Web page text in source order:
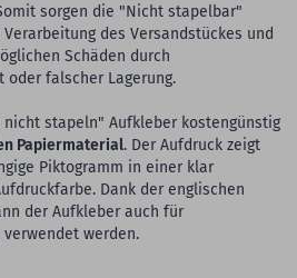
sorgen die "Nicht stapelbar"
des Versandstückes und
Schäden durch
oder falscher Lagerung.
stapeln" Aufkleber kostengünstig
Papiermaterial. Der Aufdruck zeigt
Piktogramm in einer klar
Dank der englischen
der Aufkleber auch für
werden.